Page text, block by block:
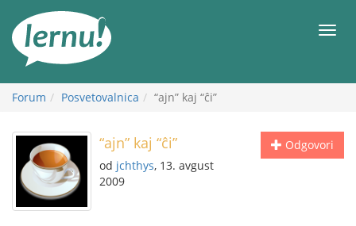
vsebini
Meni
Forum Posvetovalnica “ajn” kaj “ĉi”
Odgovori
“ajn” kaj “ĉi”
od jchthys, 13. avgust
2009